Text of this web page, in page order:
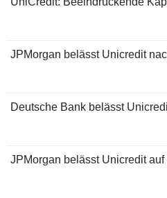
JPMorgan belässt Unicredit
Deutsche Bank belässt
JPMorgan belässt Unicredit